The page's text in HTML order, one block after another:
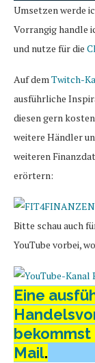
Umsetzen werde
Vorrangig handle
und nutze für die
Auf demTwitch-
ausführliche
diesen gern
weitere Händler
weiteren
erörtern:
Bitte schau auch
YouTube vorbei,
Eine
bekommst
Mail.